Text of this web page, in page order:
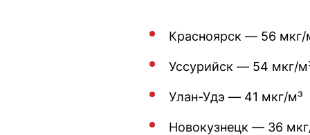
Красноярск — 56 мкг/
Уссурийск — 54 мкг/
Улан-Удэ — 41 мкг/м³
Новокузнецк — 36